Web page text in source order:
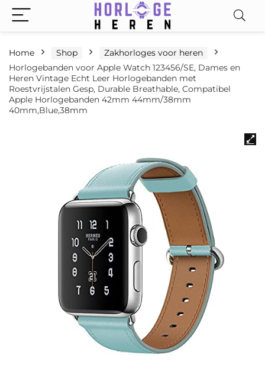
Home Shop
Zakhorloges voor heren
Horlogebanden voor Apple Watch 123456/SE, Dames en
Heren Vintage Echt Leer Horlogebanden met
Roestvrijstalen Gesp, Durable Breathable, Compatibel
Apple Horlogebanden 42mm 44mm/38mm
40mm,Blue,38mm